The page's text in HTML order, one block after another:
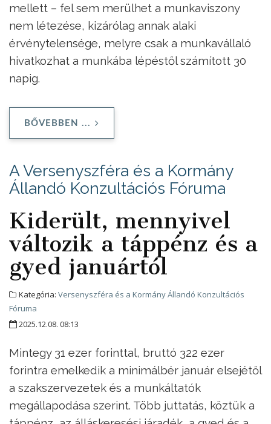
mellett – fel sem merülhet a munkaviszony
nem létezése, kizárólag annak alaki
érvénytelensége, melyre csak a munkavállaló
hivatkozhat a munkába lépéstől számított 30
napig.
BŐVEBBEN ...
A Versenyszféra és a Kormány
Állandó Konzultációs Fóruma
Kiderült, mennyivel
változik a táppénz és a
gyed januártól
Kategória: Versenyszféra és a Kormány Állandó Konzultációs
Fóruma
2025.12.08. 08:13
Mintegy 31 ezer forinttal, bruttó 322 ezer
forintra emelkedik a minimálbér január elsejétől
a szakszervezetek és a munkáltatók
megállapodása szerint. Több juttatás, köztük a